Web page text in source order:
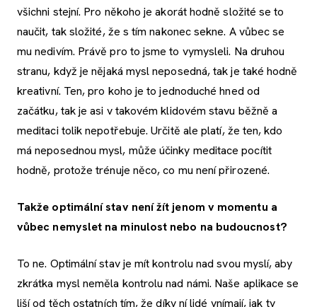
všichni stejní. Pro někoho je akorát hodně složité se to
naučit, tak složité, že s tím nakonec sekne. A vůbec se
mu nedivím. Právě pro to jsme to vymysleli. Na druhou
stranu, když je nějaká mysl neposedná, tak je také hodně
kreativní. Ten, pro koho je to jednoduché hned od
začátku, tak je asi v takovém klidovém stavu běžně a
meditaci tolik nepotřebuje. Určitě ale platí, že ten, kdo
má neposednou mysl, může účinky meditace pocítit
hodně, protože trénuje něco, co mu není přirozené.
Takže optimální stav není žít jenom v momentu a
vůbec nemyslet na minulost nebo na budoucnost?
To ne. Optimální stav je mít kontrolu nad svou myslí, aby
zkrátka mysl neměla kontrolu nad námi. Naše aplikace se
liší od těch ostatních tím, že díky ní lidé vnímají, jak ty